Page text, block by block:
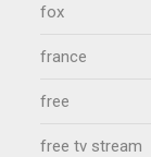
fox
france
free
free tv stream